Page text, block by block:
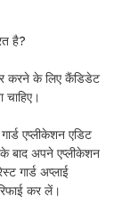
है?
करने के लिए कैंडिडेट
एप्लीकेशन एडिट
बाद अपने एप्लीकेशन
गार्ड अप्लाई
कर लें।